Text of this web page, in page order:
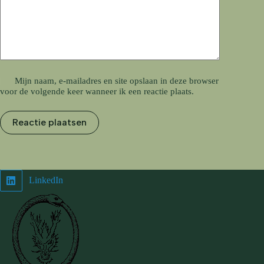
Mijn naam, e-mailadres en site opslaan in deze browser
voor de volgende keer wanneer ik een reactie plaats.
Reactie plaatsen
LinkedIn